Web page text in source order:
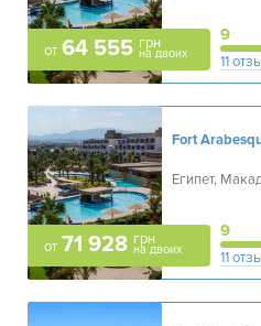
от 64 555 грн
на двоих
9
11
от 71 928 грн
на двоих
Fort
Египет,
9
11